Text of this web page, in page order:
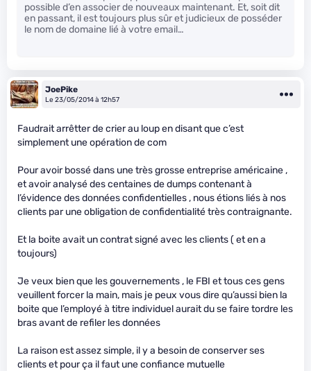
possible d’en associer de nouveaux maintenant. Et, soit dit
en passant, il est toujours plus sûr et judicieux de posséder
le nom de domaine lié à votre email…
JoePike
Le 23/05/2014 à 12h57
Faudrait arrêtter de crier au loup en disant que c’est
simplement une opération de com
Pour avoir bossé dans une très grosse entreprise américaine ,
et avoir analysé des centaines de dumps contenant à
l’évidence des données confidentielles , nous étions liés à nos
clients par une obligation de confidentialité très contraignante.
Et la boite avait un contrat signé avec les clients ( et en a
toujours)
Je veux bien que les gouvernements , le FBI et tous ces gens
veuillent forcer la main, mais je peux vous dire qu’aussi bien la
boite que l’employé à titre individuel aurait du se faire tordre les
bras avant de refiler les données
La raison est assez simple, il y a besoin de conserver ses
clients et pour ça il faut une confiance mutuelle